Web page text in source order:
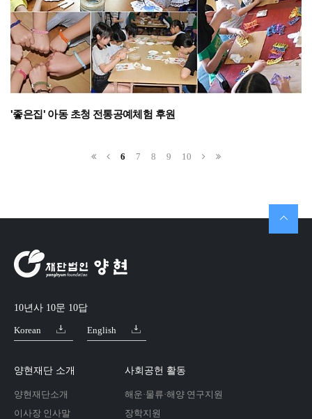
'좋은집' 아동 초청 전통공예체험 후원
6 7 8 9 10
10년사 10문 10답
Korean English
양현재단 소개
양현재단소개
이사장 인사말
사회공헌 활동
해운·물류·해양 연구지원
장학지원